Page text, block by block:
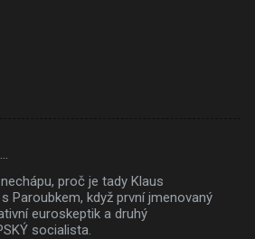
proč je tady Klaus
Paroubkem, když první jmenovaný
euroskeptik a druhý
socialista.